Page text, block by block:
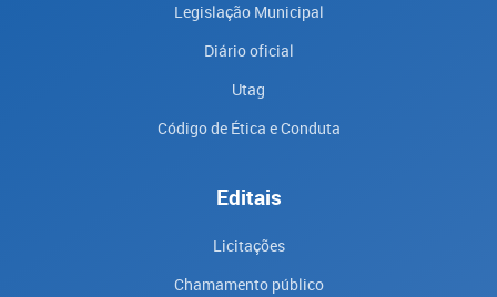
Legislação Municipal
Diário oficial
Utag
Código de Ética e Conduta
Editais
Licitações
Chamamento público